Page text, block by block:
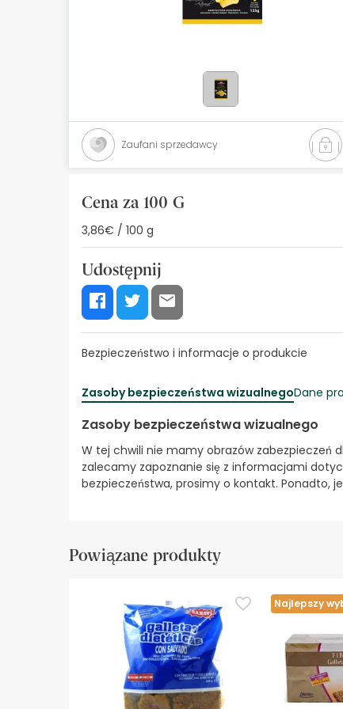
Bestsellery
Health Points
Zaufani sprzedawcy
Cena za 100 G
3,86€ / 100 g
Udostępnij
Bezpieczeństwo i informacje o produkcie
Zasoby bezpieczeństwa wizualnegoDane
Zasoby bezpieczeństwa wizualnego
W tej chwili nie mamy obrazów zabezpieczeń
zalecamy zapoznanie się z informacjami
bezpieczeństwa, prosimy o kontakt. Ponadto,
Powiązane produkty
Najlepszy